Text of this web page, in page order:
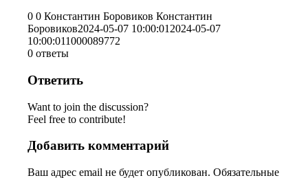
0 0 Константин Боровиков Константин
Боровиков2024-05-07 10:00:01 2024-05-07
10:00:011000089772
0 ответы
Ответить
Want to join the discussion?
Feel free to contribute!
Добавить комментарий
Ваш адрес email не будет опубликован. Обязательные